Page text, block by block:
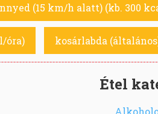
(15 km/h alatt) (kb. 300
óra) kosárlabda
Étel